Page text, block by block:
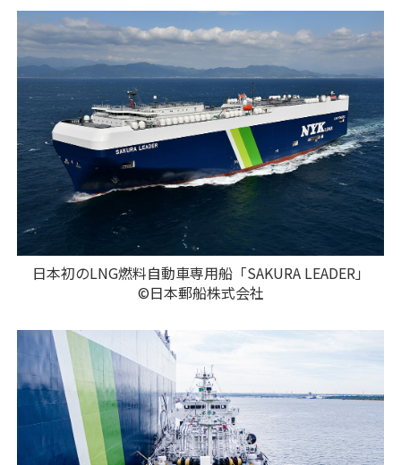
日本初のLNG燃料自動車専用船「SAKURA LEADER」
©日本郵船株式会社